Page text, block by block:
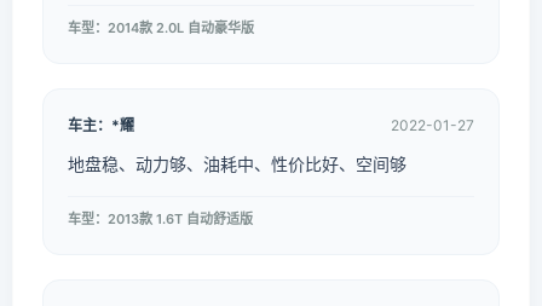
车型：2014款 2.0L 自动豪华版
车主：*耀 2022-01-27
地盘稳、动力够、油耗中、性价比好、空间够
车型：2013款 1.6T 自动舒适版